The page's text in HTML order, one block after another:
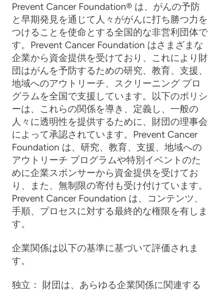
Prevent Cancer Foundation® は、がんの予防
と早期発見を通じて人々ががんに打ち勝つ力を
つけることを使命とする全国的な非営利団体で
す。Prevent Cancer Foundation はさまざまな
企業から資金提供を受けており、これにより財
団はがんを予防するための研究、教育、支援、
地域へのアウトリーチ、スクリーニング プロ
グラムを全国で支援しています。以下のポリシ
ーは、これらの関係を導き、定義し、一般の
人々に透明性を提供するために、財団の理事会
によって承認されています。Prevent Cancer
Foundation は、研究、教育、支援、地域への
アウトリーチ プログラムや特別イベントのた
めに企業スポンサーから資金提供を受けてお
り、また、無制限の寄付も受け付けています。
Prevent Cancer Foundation は、コンテンツ、
手順、プロセスに対する最終的な権限を有しま
す。
企業関係は以下の基準に基づいて評価されま
す。
独立：
財団は、あらゆる企業関係に関連する